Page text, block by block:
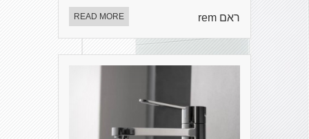
ראם rem READ MORE